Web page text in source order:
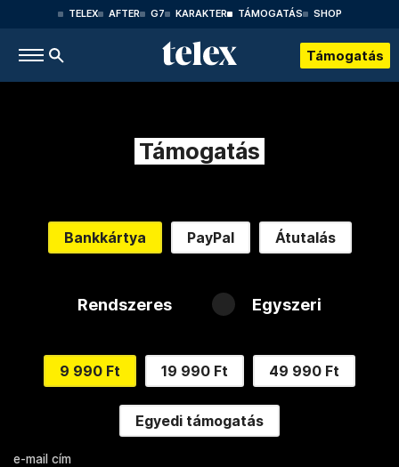
TELEX AFTER G7 KARAKTER TÁMOGATÁS SHOP
Támogatás
Támogatás
Bankkártya PayPal Átutalás
Rendszeres Egyszeri
9 990 Ft 19 990 Ft 49 990 Ft
Egyedi támogatás
e-mail cím